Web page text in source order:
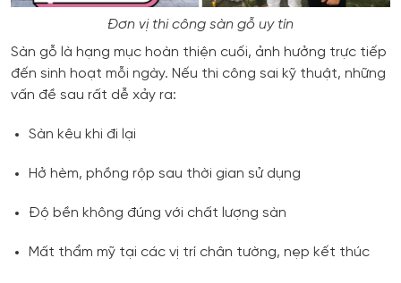
Đơn vị thi công sàn gỗ uy tín
Sàn gỗ là hạng mục hoàn thiện cuối, ảnh hưởng trực tiếp
đến sinh hoạt mỗi ngày. Nếu thi công sai kỹ thuật, những
vấn đề sau rất dễ xảy ra:
Sàn kêu khi đi lại
Hở hèm, phồng rộp sau thời gian sử dụng
Độ bền không đúng với chất lượng sàn
Mất thẩm mỹ tại các vị trí chân tường, nẹp kết thúc